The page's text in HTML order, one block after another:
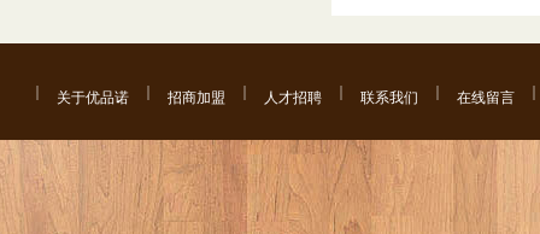
关于优品诺 招商加盟 人才招聘 联系我们 在线留言